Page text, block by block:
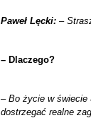
Paweł Lęcki:–
– Dlaczego?
– Bo życie w świecie
dostrzegać realne